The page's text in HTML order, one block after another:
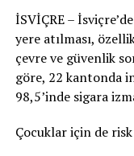
Video-
Player
Media error:
not found
Datei herunterladen: https://
aldığı sonucuna
Nötigung
96 gün
para cezasıverdi.
İSVİÇRE –
yere atılması,
çevre ve güvenlik
göre, 22 kantonda
98,5’inde sigara
Çocuklar için de